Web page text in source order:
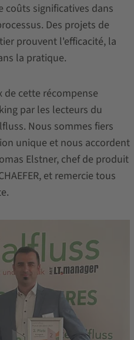
significatives dans
Des projets de
prouvent l'efficacité, la
la pratique.
cette récompense
par les lecteurs du
Nous sommes fiers
unique et nous accordent
Elstner, chef de produit
et remercie tous